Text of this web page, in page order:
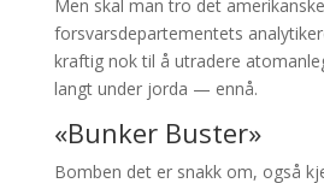
Men skal man tro det amerikanske
forsvarsdepartementets
kraftig nok til å utradere
langt under jorda — ennå.
«Bunker Buster»
Bomben det er snakk om, også